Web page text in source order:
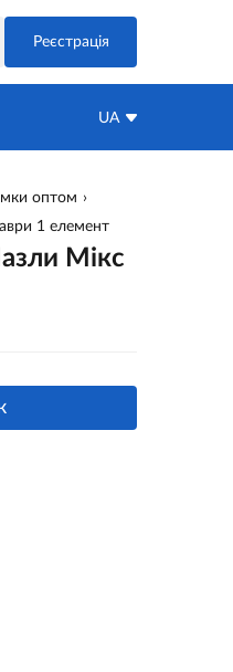
Реєстрація
UA
оптом
1 елемент
Мікс